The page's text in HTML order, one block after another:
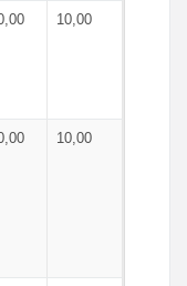
10,00
10,00